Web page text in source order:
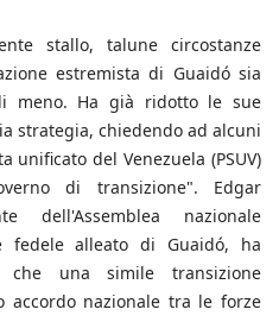
stallo, talune circostanze
estremista di Guaidó sia
meno. Ha già ridotto le sue
strategia, chiedendo ad alcuni
unificato del Venezuela (PSUV)
di transizione". Edgar
dell'Assemblea nazionale
fedele alleato di Guaidó, ha
che una simile transizione
accordo nazionale tra le forze